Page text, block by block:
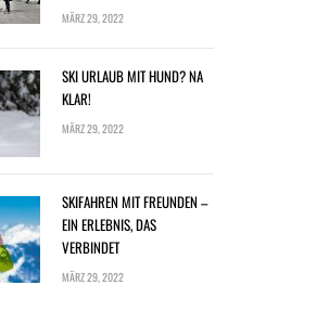
MÄRZ 29, 2022
SKI URLAUB MIT HUND? NA
KLAR!
MÄRZ 29, 2022
SKIFAHREN MIT FREUNDEN –
EIN ERLEBNIS, DAS
VERBINDET
MÄRZ 29, 2022